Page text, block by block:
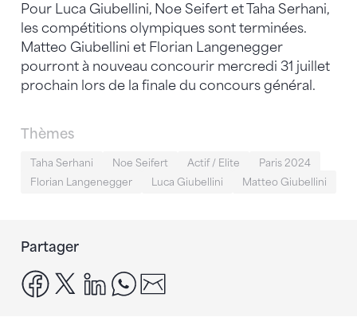
Pour Luca Giubellini, Noe Seifert et Taha Serhani,
les compétitions olympiques sont terminées.
Matteo Giubellini et Florian Langenegger
pourront à nouveau concourir mercredi 31 juillet
prochain lors de la finale du concours général.
Thèmes
Taha Serhani Noe Seifert Actif / Elite
Paris 2024
Florian Langenegger
Luca Giubellini Matteo Giubellini
Partager
facebook
x linkedinwhatsapp